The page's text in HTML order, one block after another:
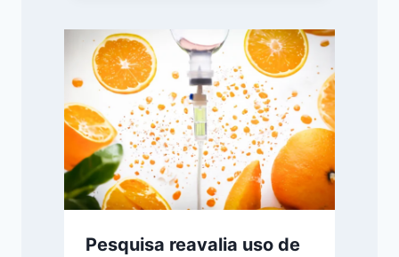
Pesquisa reavalia uso de